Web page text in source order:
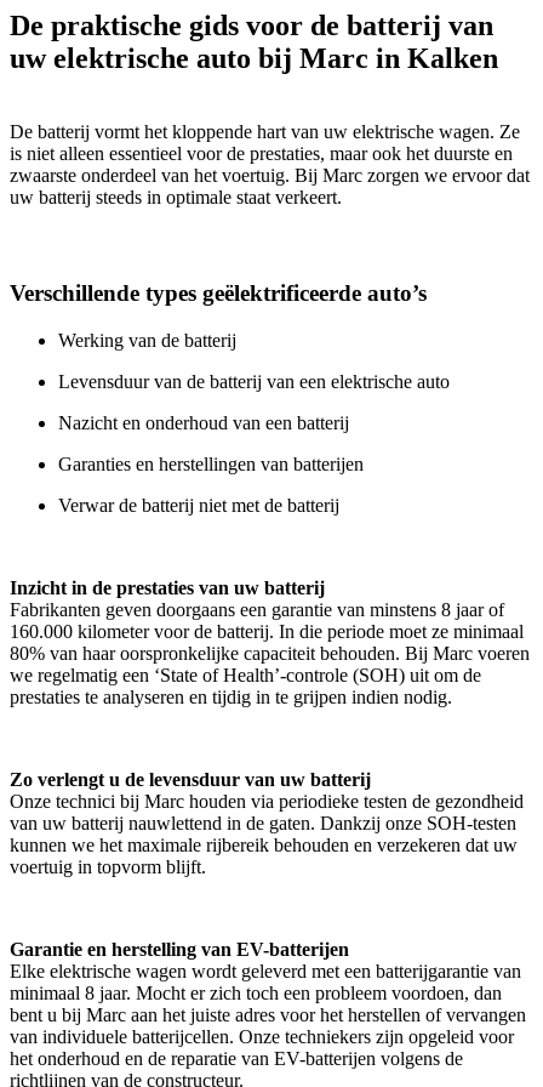
De praktische gids voor de batterij van
uw elektrische auto bij Marc in Kalken
De batterij vormt het kloppende hart van uw elektrische wagen. Ze
is niet alleen essentieel voor de prestaties, maar ook het duurste en
zwaarste onderdeel van het voertuig. Bij Marc zorgen we ervoor dat
uw batterij steeds in optimale staat verkeert.
Verschillende types geëlektrificeerde auto’s
Werking van de batterij
Levensduur van de batterij van een elektrische auto
Nazicht en onderhoud van een batterij
Garanties en herstellingen van batterijen
Verwar de batterij niet met de batterij
Inzicht in de prestaties van uw batterij
Fabrikanten geven doorgaans een garantie van minstens 8 jaar of
160.000 kilometer voor de batterij. In die periode moet ze minimaal
80% van haar oorspronkelijke capaciteit behouden. Bij Marc voeren
we regelmatig een ‘State of Health’-controle (SOH) uit om de
prestaties te analyseren en tijdig in te grijpen indien nodig.
Zo verlengt u de levensduur van uw batterij
Onze technici bij Marc houden via periodieke testen de gezondheid
van uw batterij nauwlettend in de gaten. Dankzij onze SOH-testen
kunnen we het maximale rijbereik behouden en verzekeren dat uw
voertuig in topvorm blijft.
Garantie en herstelling van EV-batterijen
Elke elektrische wagen wordt geleverd met een batterijgarantie van
minimaal 8 jaar. Mocht er zich toch een probleem voordoen, dan
bent u bij Marc aan het juiste adres voor het herstellen of vervangen
van individuele batterijcellen. Onze techniekers zijn opgeleid voor
het onderhoud en de reparatie van EV-batterijen volgens de
richtlijnen van de constructeur.